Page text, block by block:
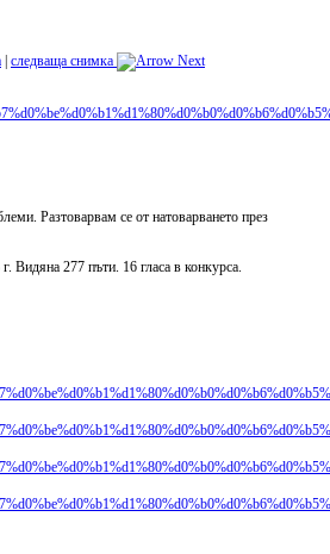
следваща снимка
Разтоварвам се от натоварването през
Видяна 277 пъти. 16 гласа в конкурса.